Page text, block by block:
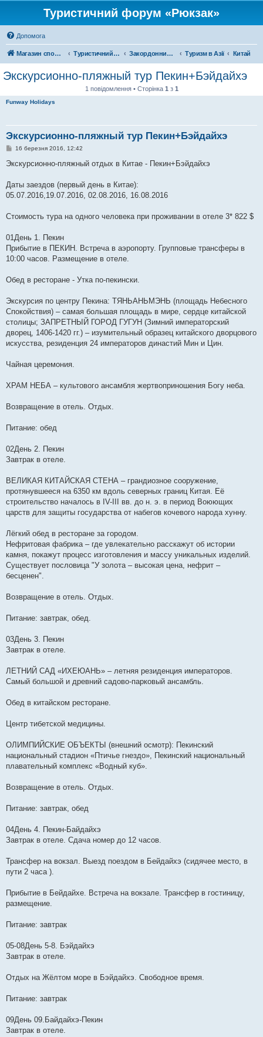
Туристичний форум «Рюкзак»
Допомога
Магазин спорядження Туристичний форум «Рюкзак» Закордонний туризм Туризм в Азії Китай
Экскурсионно-пляжный тур Пекин+Бэйдайхэ
1 повідомлення • Сторінка 1 з 1
Funway Holidays
Экскурсионно-пляжный тур Пекин+Бэйдайхэ
П
в
о
л
н
16 березня 2016, 12:42
Экскурсионно-пляжный отдых в Китае - Пекин+Бэйдайхэ
Даты заездов (первый день в Китае):
05.07.2016,19.07.2016, 02.08.2016, 16.08.2016
Стоимость тура на одного человека при проживании в отеле 3* 822 $
01День 1. Пекин
Прибытие в ПЕКИН. Встреча в аэропорту. Групповые трансферы в
10:00 часов. Размещение в отеле.
Обед в ресторане - Утка по-пекинcки.
Экскурсия по центру Пекина: ТЯНЬАНЬМЭНЬ (площадь Небесного
Спокойствия) – самая большая площадь в мире, сердце китайской
столицы; ЗАПРЕТНЫЙ ГОРОД ГУГУН (Зимний императорский
дворец, 1406-1420 гг.) – изумительный образец китайского дворцового
искусства, резиденция 24 императоров династий Мин и Цин.
Чайная церемония.
ХРАМ НЕБА – культового ансамбля жертвоприношения Богу неба.
Возвращение в отель. Отдых.
Питание: обед
02День 2. Пекин
Завтрак в отеле.
ВЕЛИКАЯ КИТАЙСКАЯ СТЕНА – грандиозное сооружение,
протянувшееся на 6350 км вдоль северных границ Китая. Её
строительство началось в IV-III вв. до н. э. в период Воюющих
царств для защиты государства от набегов кочевого народа хунну.
Лёгкий обед в ресторане за городом.
Нефритовая фабрика – где увлекательно расскажут об истории
камня, покажут процесс изготовления и массу уникальных изделий.
Существует пословица "У золота – высокая цена, нефрит –
бесценен".
Возвращение в отель. Отдых.
Питание: завтрак, обед.
03День 3. Пекин
Завтрак в отеле.
ЛЕТНИЙ САД «ИХЕЮАНЬ» – летняя резиденция императоров.
Самый большой и древний садово-парковый ансамбль.
Обед в китайском ресторане.
Центр тибетской медицины.
ОЛИМПИЙСКИЕ ОБЪЕКТЫ (внешний осмотр): Пекинский
национальный стадион «Птичье гнездо», Пекинский национальный
плавательный комплекс «Водный куб».
Возвращение в отель. Отдых.
Питание: завтрак, обед
04День 4. Пекин-Байдайхэ
Завтрак в отеле. Cдача номер до 12 часов.
Трансфер на вокзал. Выезд поездом в Бейдайхэ (сидячее место, в
пути 2 часа ).
Прибытие в Бейдайхе. Встреча на вокзале. Трансфер в гостиницу,
размещение.
Питание: завтрак
05-08День 5-8. Бэйдайхэ
Завтрак в отеле.
Отдых на Жёлтом море в Бэйдайхэ. Свободное время.
Питание: завтрак
09День 09.Байдайхэ-Пекин
Завтрак в отеле.